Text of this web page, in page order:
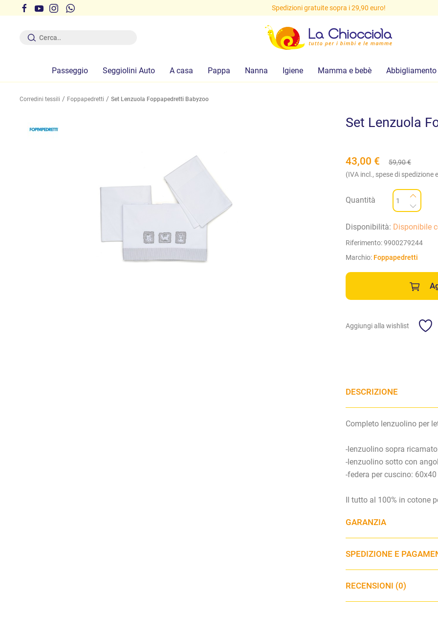
ferie dal 12 al 19 Agosto compresi Spedizioni gratuite sopra i 29,90 euro!
Passeggio Seggiolini Auto A casa Pappa Nanna Igiene Mamma e bebè Abbigliamento
Corredini tessili Foppapedretti Set Lenzuola Foppapedretti Babyzoo
Set Lenzuola
43,00 € 59,90€
(IVA incl., spese di spedizione
Quantità
Disponibilità: Disponibile
Riferimento:9900279244
Marchio: Foppapedretti
Aggiungi alla wishlist
DESCRIZIONE
Completo lenzuolino per
-lenzuolino sopra
-lenzuolino sotto con
-federa per cuscino: 60x40
Il tutto al 100% in cotone
GARANZIA
SPEDIZIONE E
RECENSIONI (0)